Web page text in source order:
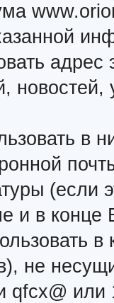
новостей,
в
(если
и в
не
qfcx@ или